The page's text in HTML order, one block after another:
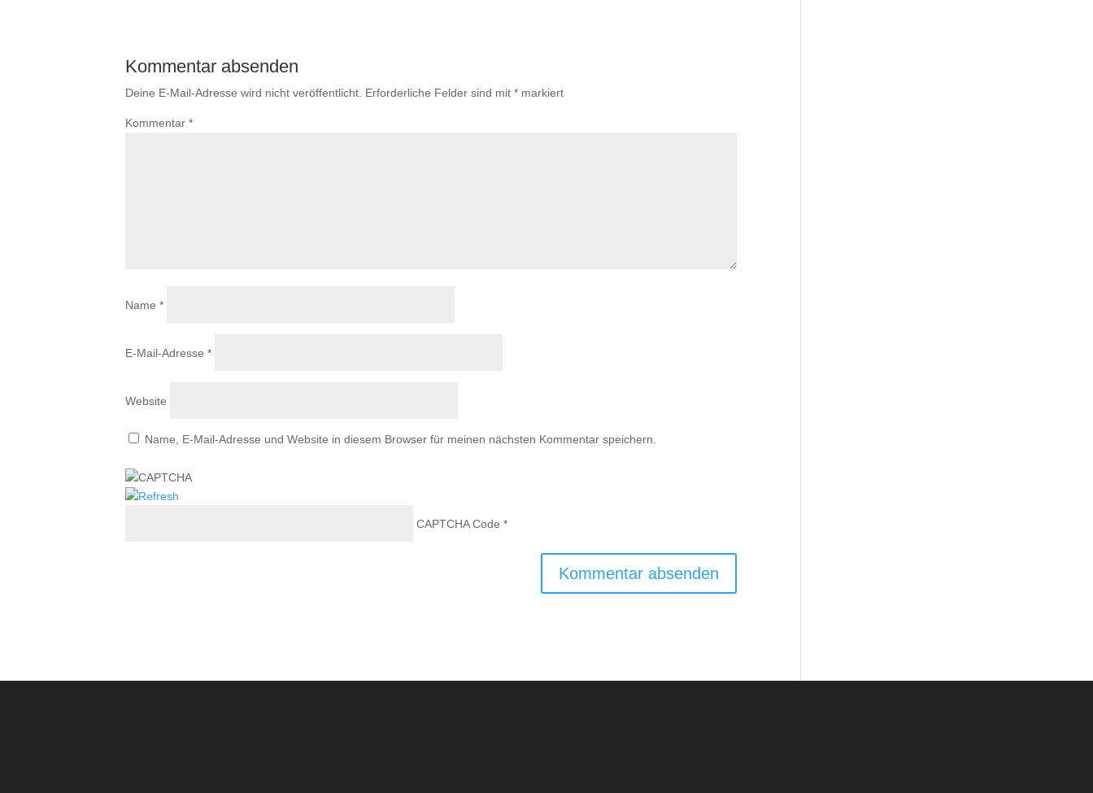
Kommentar absenden
Deine E-Mail-Adresse wird nicht veröffentlicht. Erforderliche Felder sind mit* markiert
Kommentar*
Name*
E-Mail-Adresse*
Website
Name, E-Mail-Adresse und Website in diesem Browser für meinen nächsten Kommentar speichern.
CAPTCHA Code *